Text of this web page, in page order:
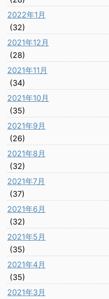
2022年1月
(32)
2021年12月
(28)
2021年11月
(34)
2021年10月
(35)
2021年9月
(26)
2021年8月
(32)
2021年7月
(37)
2021年6月
(32)
2021年5月
(35)
2021年4月
(35)
2021年3月